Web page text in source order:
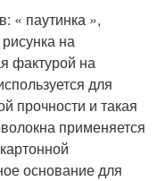
« паутинка »,
на
фактурой на
для
прочности и такая
применяется
основание для